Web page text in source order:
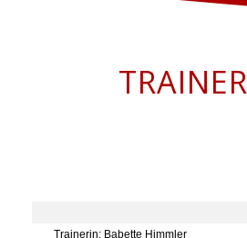
Trainerin: Babette Himmler